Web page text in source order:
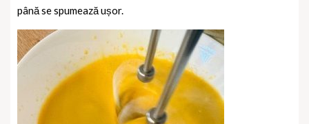
până se spumează ușor.